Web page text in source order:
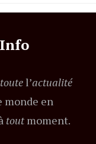
toutel’actualité
monde en
toutmoment.